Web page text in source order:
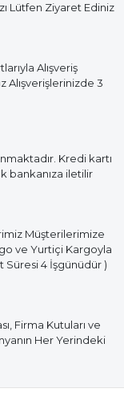
Lütfen Ziyaret Ediniz
Alışveriş
Alışverişlerinizde 3
Kredi kartı
bankanıza iletilir
Müşterilerimize
ve Yurtiçi Kargoyla
Süresi 4 İşgünüdür )
Firma Kutuları ve
Her Yerindeki